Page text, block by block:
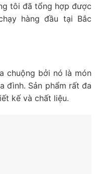
tôi đã tổng hợp được
hàng đầu tại Bắc
chuộng bởi nó là món
đình. Sản phẩm rất đa
kế và chất liệu.